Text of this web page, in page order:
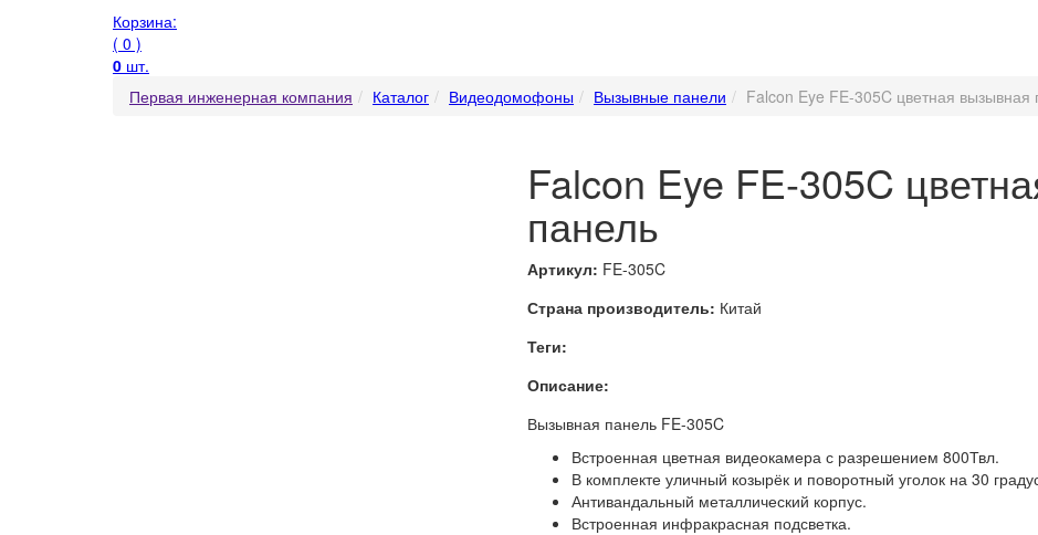
Корзина:
( 0 )
0 шт.
Первая инженерная компания
Каталог Видеодомофоны Вызывные панели Falcon Eye FE-305C цветная вызывная
Falcon Eye FE-305C
панель
Артикул: FE-305C
Страна производитель: Китай
Теги:
Описание:
Вызывная панель FE-305C
Встроенная цветная видеокамера с разрешением 800Твл.
В комплекте уличный козырёк и поворотный уголок на 30
Антивандальный металлический корпус.
Встроенная инфракрасная подсветка.